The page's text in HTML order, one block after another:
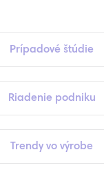
Prípadové štúdie
Riadenie podniku
Trendy vo výrobe